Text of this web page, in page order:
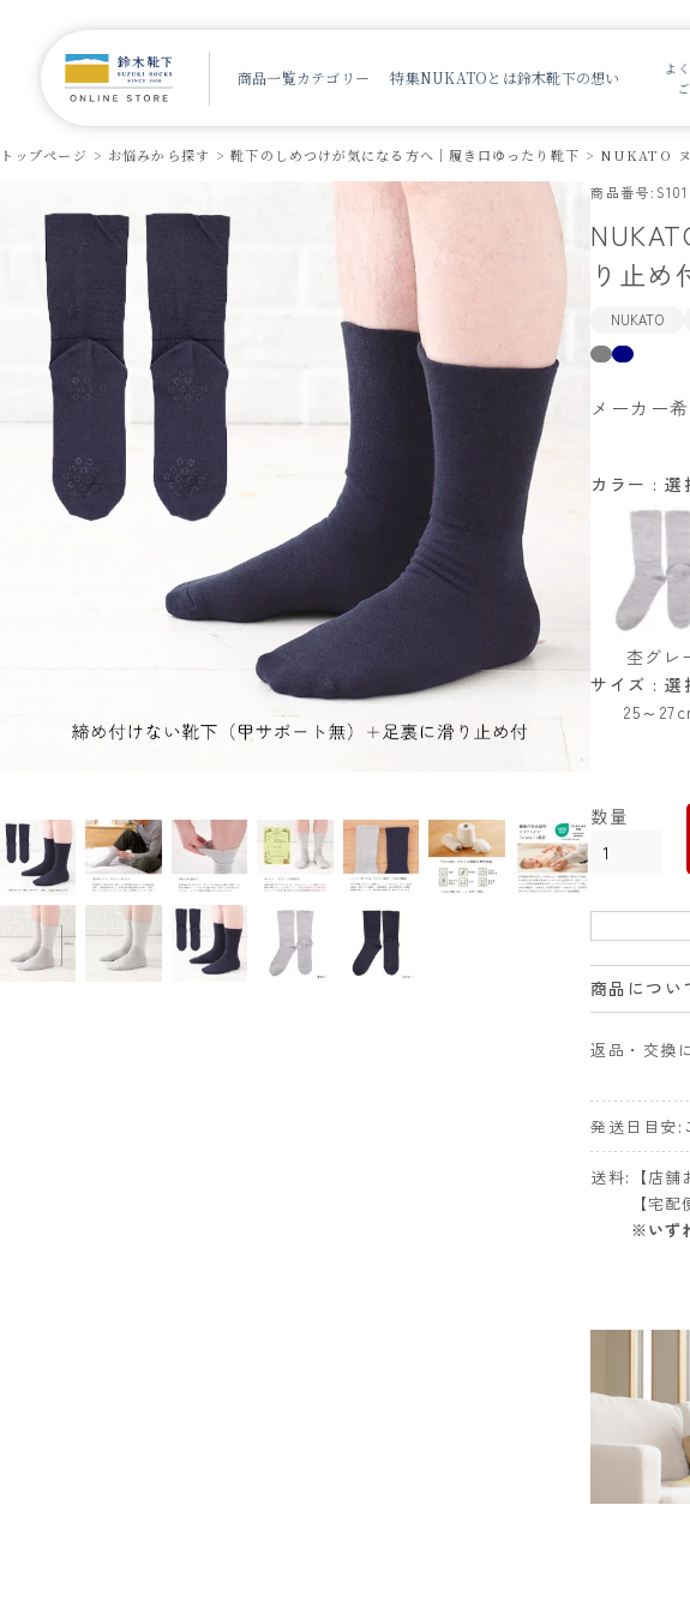
商品一覧カテゴリー 特集NUKATOとは鈴木靴下の想い
よ
トップページ お悩みから探す 靴下のしめつけが気になる方へ｜履き口ゆったり靴下
NUKATO
商品番号
り止め
NUKATO
メーカー
サイズ
選
25～
カラー 選
杢グレ
商品につい
返品・交換
発送日目安
送料
【店
【宅
※いず